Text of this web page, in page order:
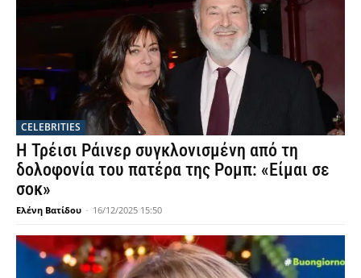
CELEBRITIES
Η Τρέισι Ράινερ συγκλονισμένη από τη
δολοφονία του πατέρα της Ρομπ: «Είμαι σε
σοκ»
Ελένη Βατίδου - 16/12/2025 15:50